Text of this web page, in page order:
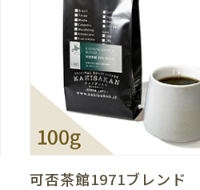
可否茶館1971ブレンド